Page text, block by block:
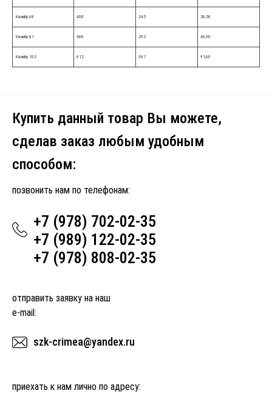
Калибр 68 408 245 26,50
Калибр 81 486 292 46,90
Калибр 102 612 367 91,60
Купить данный товар Вы можете,
сделав заказ любым удобным
способом:
позвонить нам по телефонам:
+7 (978) 702-02-35
+7 (989) 122-02-35
+7 (978) 808-02-35
отправить заявку на наш
e-mail:
szk-crimea@yandex.ru
приехать к нам лично по адресу: